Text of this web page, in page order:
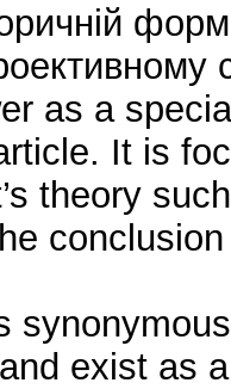
as a
It is
theory
exist as